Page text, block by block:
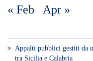
« Feb Apr »
Appalti pubblici gestiti da
tra Sicilia e Calabria